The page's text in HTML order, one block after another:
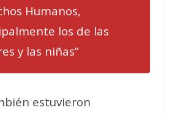
Humanos,
los de las
y las niñas”
estuvieron